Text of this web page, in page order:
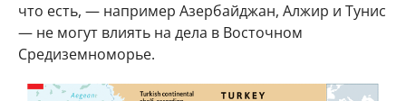
что есть, — например Азербайджан, Алжир и Тунис
— не могут влиять на дела в Восточном
Средиземноморье.